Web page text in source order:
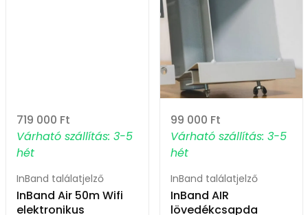
719 000 Ft
Várható szállítás: 3-5
hét
InBand találatjelző
InBand Air 50m Wifi
elektronikus
99 000 Ft
Várható szállítás: 3-5
hét
InBand találatjelző
InBand AIR
lövedékcsapda